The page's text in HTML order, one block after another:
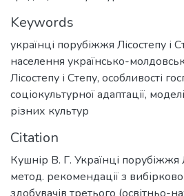
Keywords
українці порубіжжя Лісостепу і
населення українсько-
Лісостепу і Степу, особливості
соціокультурної адаптації,
різних культур
Citation
Кушнір В. Г. Українці порубіжжя
метод. рекомендації з